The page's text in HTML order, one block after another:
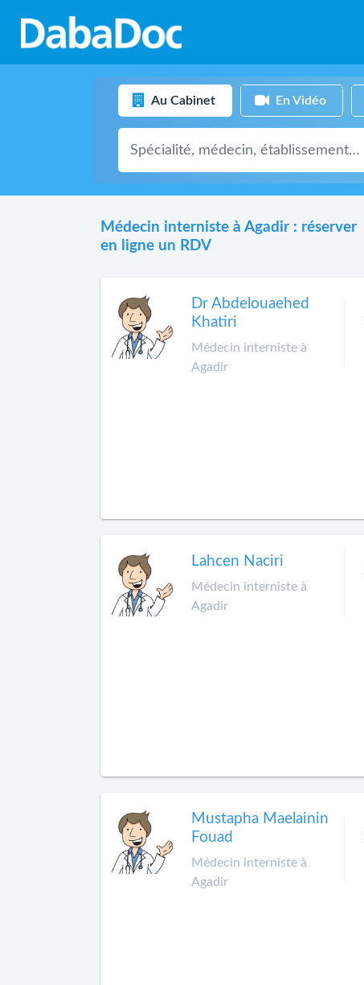
Au Cabinet En Vidéo
Médecin interniste à Agadir : réserver
en ligne un RDV
Dr Abdelouaehed
Khatiri
Médecin interniste à
Agadir
Lahcen Naciri
Médecin interniste à
Agadir
Mustapha Maelainin
Fouad
Médecin interniste à
Agadir